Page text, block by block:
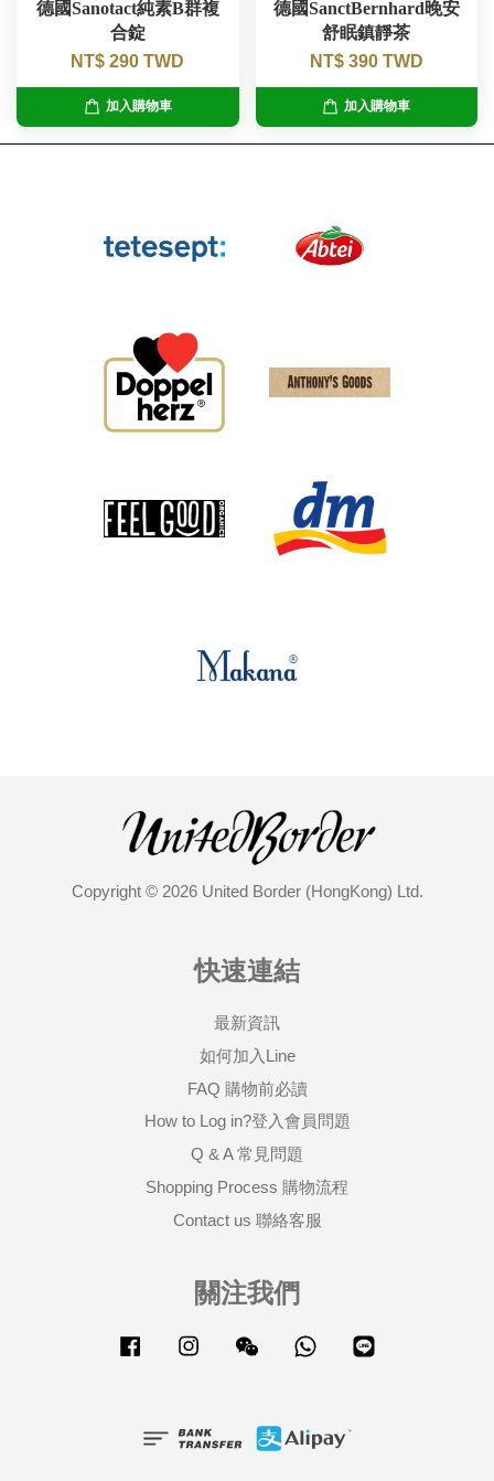
德國Sanotact純素B群複
合錠
NT$ 290 TWD
加入購物車
德國SanctBernhard晚安
舒眠鎮靜茶
NT$ 390 TWD
加入購物車
Copyright © 2026 United Border (HongKong) Ltd.
快速連結
最新資訊
如何加入Line
FAQ 購物前必讀
How to Log in?登入會員問題
Q & A 常見問題
Shopping Process 購物流程
Contact us 聯絡客服
關注我們
Facebook Instagram Wechat Whatsapp